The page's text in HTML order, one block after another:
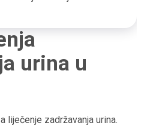
urina u
liječenje zadržavanja urina.